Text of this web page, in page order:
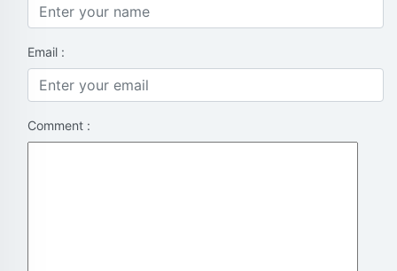
Email :
Comment :